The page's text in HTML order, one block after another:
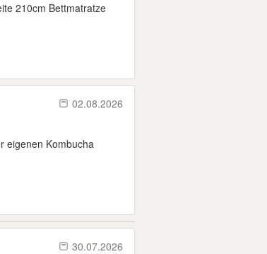
210cm Bettmatratze
02.08.2026
eigenen Kombucha
30.07.2026